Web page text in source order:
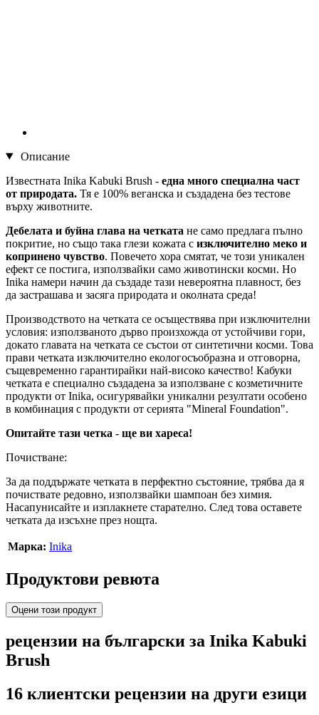
Описание
Известната Inika Kabuki Brush - една много специална част
от природата. Тя е 100% веганска и създадена без тестове
върху животните.
Дебелата и буйна глава на четката не само предлага пълно
покритие, но също така глези кожата с изключително меко и
копринено чувство. Повечето хора смятат, че този уникален
ефект се постига, използвайки само животински косми. Но
Inika намери начин да създаде тази невероятна плавност, без
да застрашава и засяга природата и околната среда!
Производството на четката се осъществява при изключителни
условия: използваното дърво произхожда от устойчиви гори,
докато главата на четката се състои от синтетични косми. Това
прави четката изключително екологосъобразна и отговорна,
същевременно гарантирайки най-високо качество! Кабуки
четката е специално създадена за използване с козметичните
продукти от Inika, осигурявайки уникални резултати особено
в комбинация с продукти от серията "Mineral Foundation".
Опитайте тази четка - ще ви хареса!
Почистване:
За да поддържате четката в перфектно състояние, трябва да я
почиствате редовно, използвайки шампоан без химия.
Насапунисайте и изплакнете старателно. След това оставете
четката да изсъхне през нощта.
Марка: Inika
Продуктови ревюта
Оцени този продукт
рецензии на български за Inika Kabuki
Brush
16 клиентски рецензии на други езици